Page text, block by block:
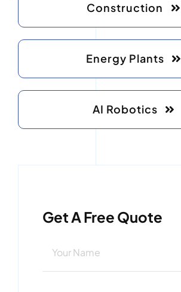
Construction
Energy Plants
AI Robotics
Get A Free Quote